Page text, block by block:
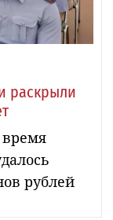
раскрыли
рублей